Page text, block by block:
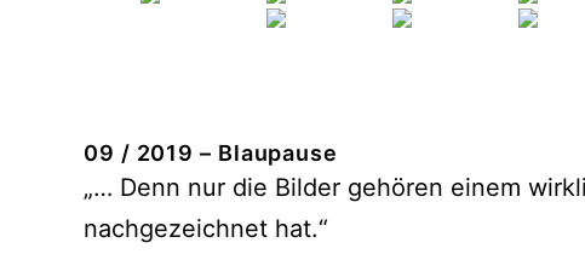
09 / 2019 – Blaupause
„… Denn nur die Bilder gehören einem
nachgezeichnet hat.“